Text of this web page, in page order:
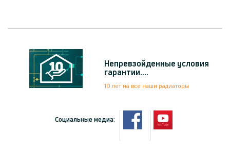
Непревзойденные условия
гарантии....
10 лет на все наши радиаторы
Социальные медиа: